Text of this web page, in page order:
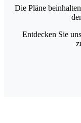
Die Pläne
Entdecken Sie